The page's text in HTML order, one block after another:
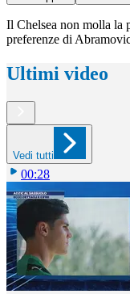
Il Chelsea non molla la
preferenze di
Ultimi video
Vedi tutti
00:28